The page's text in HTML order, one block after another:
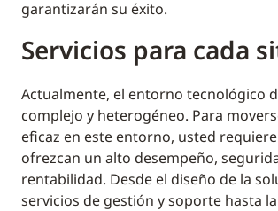
garantizarán su éxito.
Servicios para cada
Actualmente, el entorno tecnológico
complejo y heterogéneo. Para
eficaz en este entorno, usted
ofrezcan un alto desempeño,
rentabilidad. Desde el diseño de la
servicios de gestión y soporte hasta